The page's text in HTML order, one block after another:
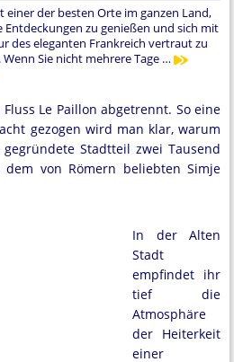
einer der besten Orte im ganzen Land,
Entdeckungen zu genießen und sich mit
des eleganten Frankreich vertraut zu
Wenn Sie nicht mehrere Tage …
Le Paillon abgetrennt. So eine
gezogen wird man klar, warum
Stadtteil zwei Tausend
von Römern beliebten Simje
In der Alten
Stadt
empfindet ihr
tief die
Atmosphäre
der Heiterkeit
einer